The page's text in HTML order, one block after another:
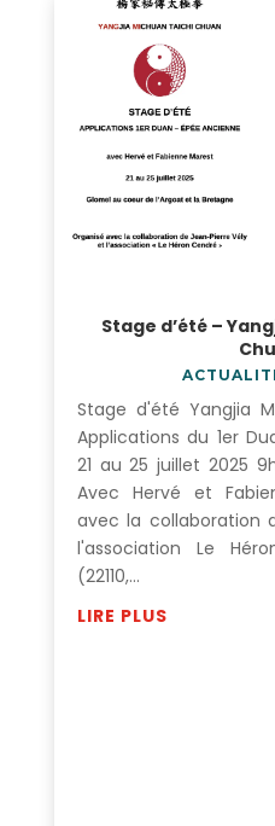
Stage d’été –
Stage d'été Yangjia
Applications du 1er
21 au 25 juillet 2025
Avec Hervé et
avec la collaboration
l'association Le
(22110,...
LIRE PLUS